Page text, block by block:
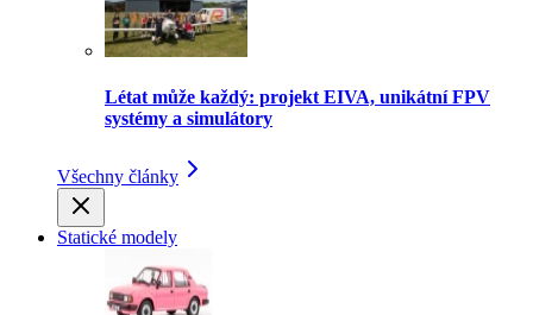
Létat může každý: projekt EIVA, unikátní FPV
systémy a simulátory
Všechny články
Statické modely